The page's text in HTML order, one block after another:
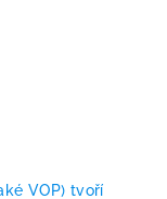
VOP) tvoří